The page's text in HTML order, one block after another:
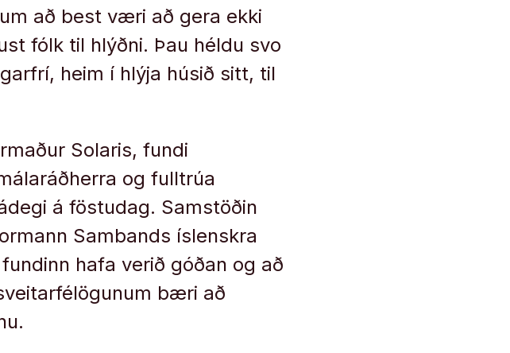
að best væri að gera ekki
fólk til hlýðni. Þau héldu svo
heim í hlýja húsið sitt, til
Solaris, fundi
og fulltrúa
á föstudag. Samstöðin
Sambands íslenskra
hafa verið góðan og að
bæri að